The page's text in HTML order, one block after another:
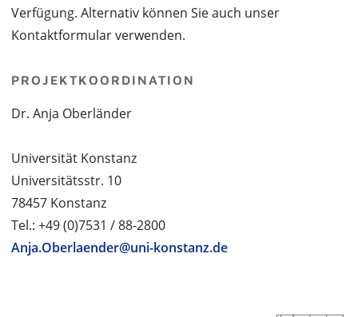
Verfügung. Alternativ können Sie auch unser
Kontaktformular verwenden.
PROJEKTKOORDINATION
Dr. Anja Oberländer
Universität Konstanz
Universitätsstr. 10
78457 Konstanz
Tel.: +49 (0)7531 / 88-2800
Anja.Oberlaender@uni-konstanz.de